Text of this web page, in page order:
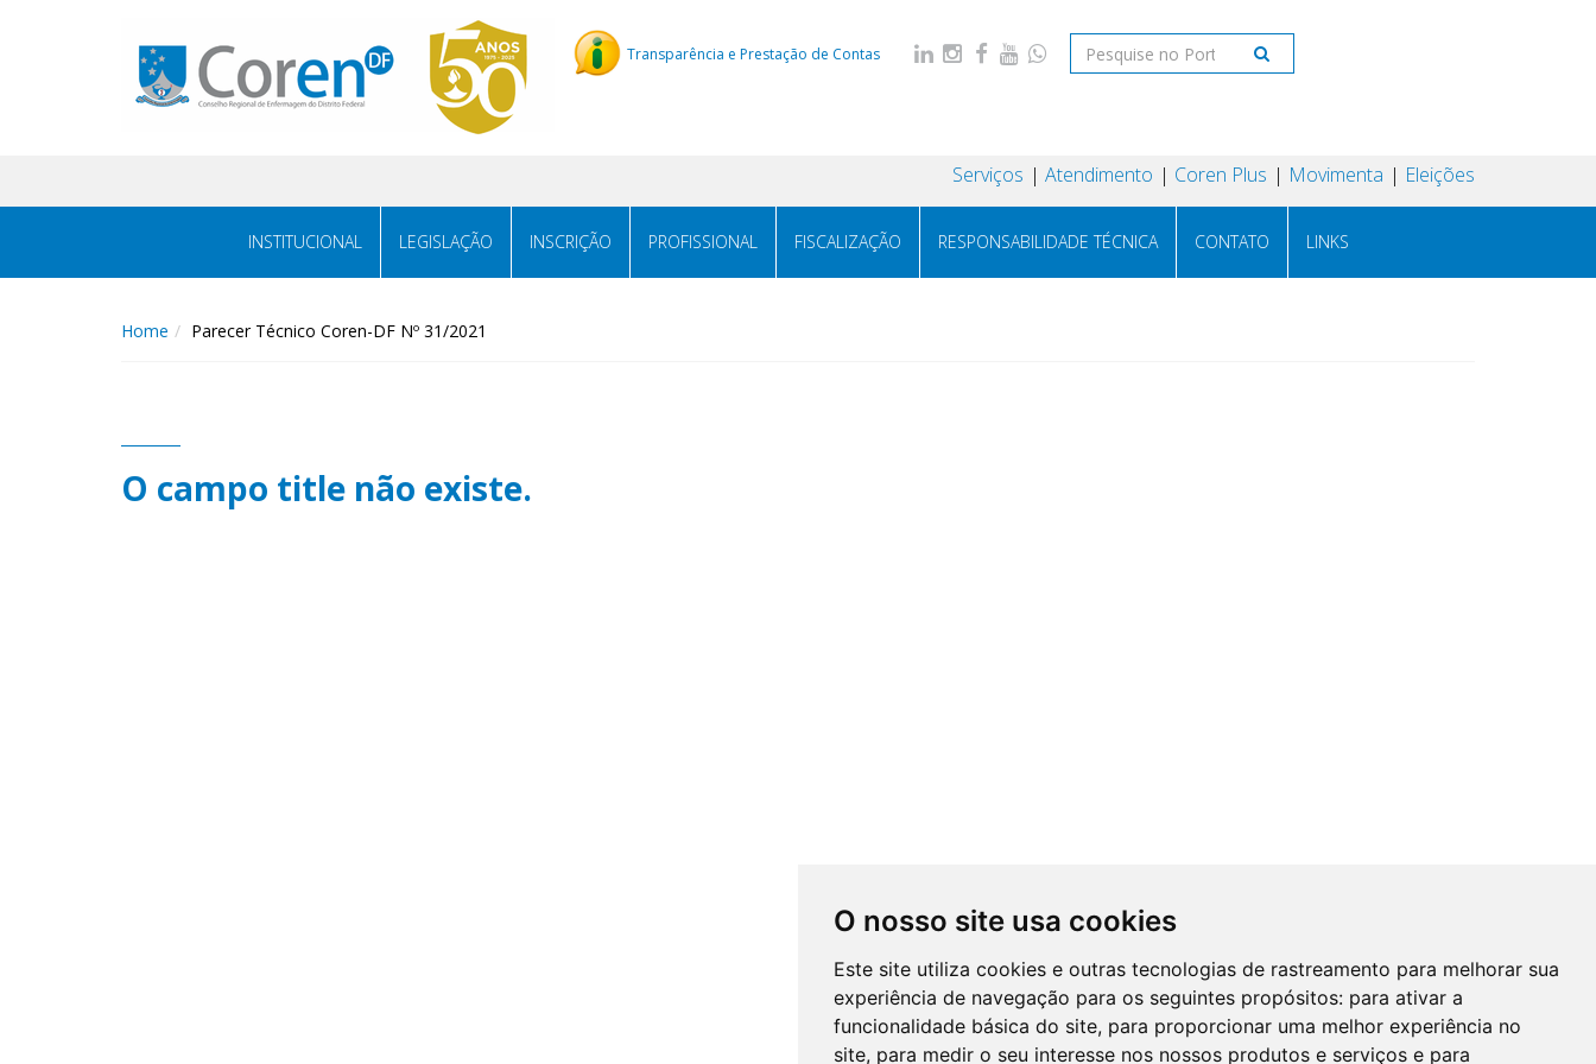
O nosso site usa cookies
Este site utiliza cookies e outras tecnologias de rastreamento para melhorar sua
experiência de navegação para os seguintes propósitos: para ativar a
funcionalidade básica do site, para proporcionar uma melhor experiência no
site, para medir o seu interesse nos nossos produtos e serviços e para
Transparência e Prestação de Contas
Serviços Atendimento Coren Plus Movimenta Eleições
INSTITUCIONAL LEGISLAÇÃO INSCRIÇÃO PROFISSIONAL FISCALIZAÇÃO RESPONSABILIDADE TÉCNICA CONTATO LINKS
Home Parecer Técnico Coren-DF Nº 31/2021
O campo title não existe.